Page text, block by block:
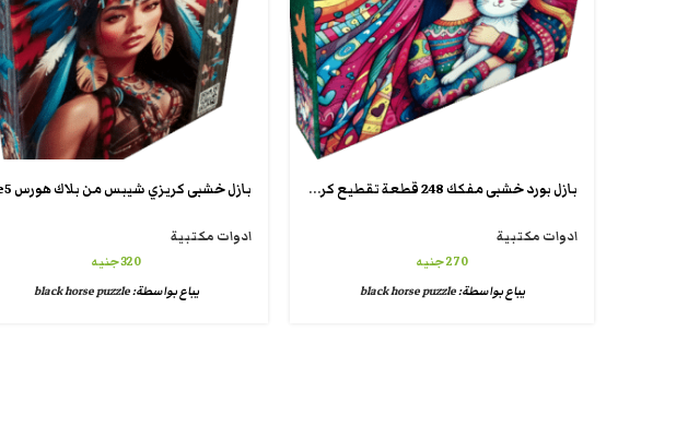
بازل بورد خشبى مفكك 248 قطعة تقطيع كريزى شيبس wooden crazy puzzle
ادوات مكتبية
270جنيه
يباع بواسطة:black horse puzzle
ادوات مكتبية
320جنيه
يباع بواسطة:black horse puzzle